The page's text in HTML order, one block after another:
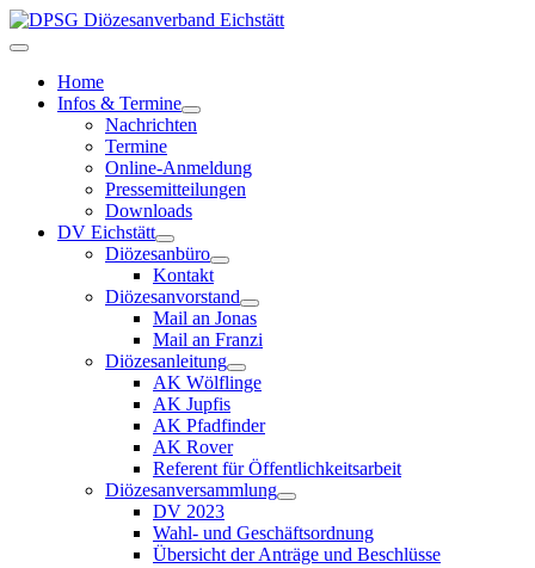
Home
Infos & Termine
Nachrichten
Termine
Online-Anmeldung
Pressemitteilungen
Downloads
DV Eichstätt
Diözesanbüro
Kontakt
Diözesanvorstand
Mail an Jonas
Mail an Franzi
Diözesanleitung
AK Wölflinge
AK Jupfis
AK Pfadfinder
AK Rover
Referent für Öffentlichkeitsarbeit
Diözesanversammlung
DV 2023
Wahl- und Geschäftsordnung
Übersicht der Anträge und Beschlüsse